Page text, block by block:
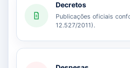
Decretos
Publicações oficiais
12.527/2011).